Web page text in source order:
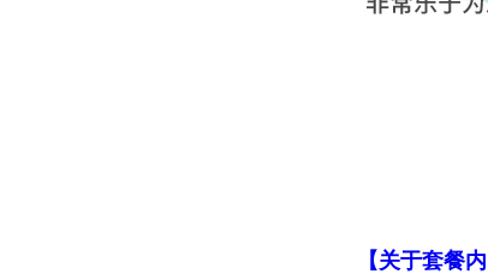
【关于套餐内